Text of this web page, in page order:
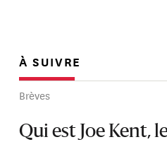
À SUIVRE
Brèves
Qui est Joe Kent,